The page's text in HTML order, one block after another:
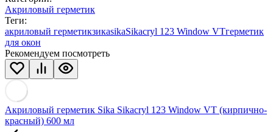
Акриловый герметик
Теги:
акриловый герметикзикаsikaSikacryl 123 Window VTгерметик
для окон
Рекомендуем посмотреть
Акриловый герметик Sika Sikacryl 123 Window VT (кирпично-
красный) 600 мл